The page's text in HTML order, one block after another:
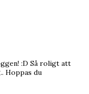
:D Så roligt att
Hoppas du